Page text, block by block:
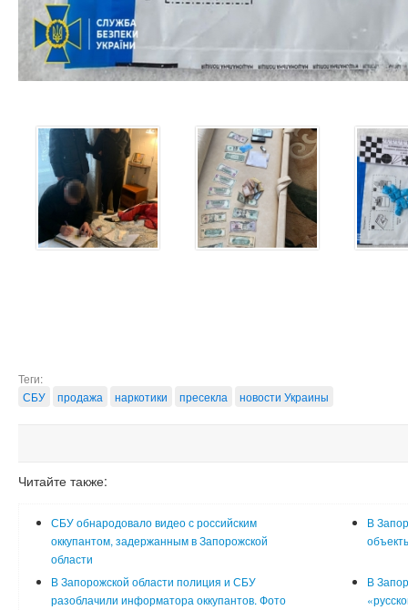
Теги:
СБУ
продажа наркотики пресекла новости Украины
Читайте также:
СБУ обнародовало видео с российским
оккупантом, задержанным в Запорожской
области
В
В Запорожской области полиция и СБУ
разоблачили информатора оккупантов. Фото
В